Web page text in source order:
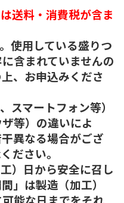
送料・消費税が含ま
使用している盛りつ
含まれていませんの
、お申込みくださ
スマートフォン等）
等）の違いによ
異なる場合がござ
ださい。
）日から安全に召し
」は製造（加工）